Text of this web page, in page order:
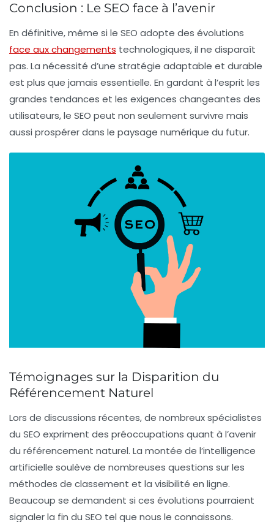
Conclusion : Le SEO face à l’avenir
En définitive, même si le SEO adopte des évolutions
face aux changements technologiques, il ne disparaît
pas. La nécessité d’une stratégie adaptable et durable
est plus que jamais essentielle. En gardant à l’esprit les
grandes tendances et les exigences changeantes des
utilisateurs, le SEO peut non seulement survivre mais
aussi prospérer dans le paysage numérique du futur.
Témoignages sur la Disparition du
Référencement Naturel
Lors de discussions récentes, de nombreux spécialistes
du SEO expriment des préoccupations quant à l’avenir
du référencement naturel. La montée de l’intelligence
artificielle soulève de nombreuses questions sur les
méthodes de classement et la visibilité en ligne.
Beaucoup se demandent si ces évolutions pourraient
signaler la fin du SEO tel que nous le connaissons.